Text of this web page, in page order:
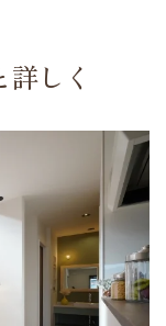
しく